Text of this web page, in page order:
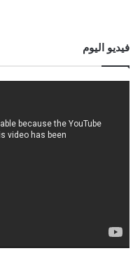
فيديو اليوم